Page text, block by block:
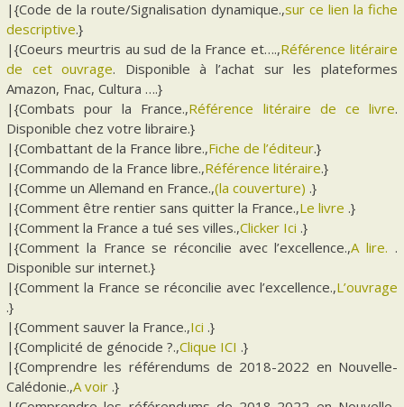
|{Code de la route/Signalisation dynamique.,sur ce lien la fiche
descriptive.}
|{Coeurs meurtris au sud de la France et….,Référence litéraire
de cet ouvrage. Disponible à l’achat sur les plateformes
Amazon, Fnac, Cultura ….}
|{Combats pour la France.,Référence litéraire de ce livre.
Disponible chez votre libraire.}
|{Combattant de la France libre.,Fiche de l’éditeur.}
|{Commando de la France libre.,Référence litéraire.}
|{Comme un Allemand en France.,(la couverture) .}
|{Comment être rentier sans quitter la France.,Le livre .}
|{Comment la France a tué ses villes.,Clicker Ici .}
|{Comment la France se réconcilie avec l’excellence.,A lire. .
Disponible sur internet.}
|{Comment la France se réconcilie avec l’excellence.,L’ouvrage
.}
|{Comment sauver la France.,Ici .}
|{Complicité de génocide ?.,Clique ICI .}
|{Comprendre les référendums de 2018-2022 en Nouvelle-
Calédonie.,A voir .}